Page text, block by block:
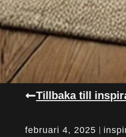
Tillbaka till
februari 4, 2025